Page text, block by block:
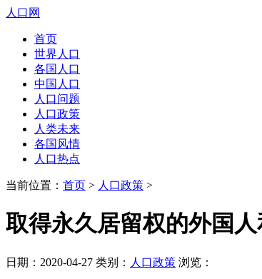
人口网
首页
世界人口
各国人口
中国人口
人口问题
人口政策
人类未来
各国风情
人口热点
当前位置： 首页 > 人口政策 >
取得永久居留权的外国
日期：2020-04-27 类别： 人口政策 浏览：